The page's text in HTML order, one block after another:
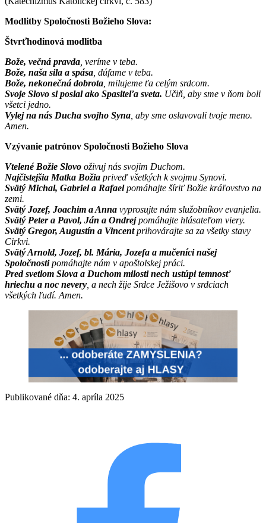
Modlitby Spoločnosti Božieho Slova:
Štvrťhodinová modlitba
Bože, večná pravda , veríme v teba.
Bože, naša sila a spása , dúfame v teba.
Bože, nekonečná dobrota , milujeme ťa celým srdcom.
Svoje Slovo si poslal ako Spasiteľa sveta. Učiň, aby sme v ňom boli
všetci jedno.
Vylej na nás Ducha svojho Syna , aby sme oslavovali tvoje meno.
Amen.
Vzývanie patrónov Spoločnosti Božieho Slova
Vtelené Božie Slovo oživuj nás svojim Duchom.
Najčistejšia Matka Božia priveď všetkých k svojmu Synovi.
Svätý Michal, Gabriel a Rafaelpomáhajte šíriť Božie kráľovstvo na
zemi.
Svätý Jozef, Joachim a Anna vyprosujte nám služobníkov evanjelia.
Svätý Peter a Pavol, Ján a Ondrejpomáhajte hlásateľom viery.
Svätý Gregor, Augustín a Vincentprihovárajte sa za všetky stavy
Cirkvi.
Svätý Arnold, Jozef, bl. Mária, Jozefa a mučeníci našej
Spoločnostipomáhajte nám v apoštolskej práci.
Pred svetlom Slova a Duchom milosti nech ustúpi temnosť
hriechu a noc nevery , a nech žije Srdce Ježišovo v srdciach
všetkých ľudí. Amen.
Publikované dňa: 4. apríla 2025